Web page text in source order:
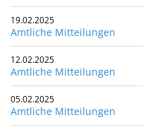
19.02.2025
Amtliche Mitteilungen
12.02.2025
Amtliche Mitteilungen
05.02.2025
Amtliche Mitteilungen